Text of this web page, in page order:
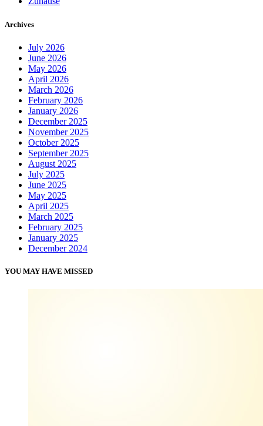
Archives
July 2026
June 2026
May 2026
April 2026
March 2026
February 2026
January 2026
December 2025
November 2025
October 2025
September 2025
August 2025
July 2025
June 2025
May 2025
April 2025
March 2025
February 2025
January 2025
December 2024
YOU MAY HAVE MISSED